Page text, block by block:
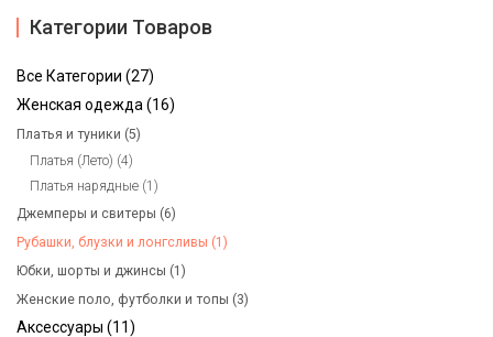
Категории Товаров
Все Категории (27)
Женская одежда (16)
Платья и туники (5)
Платья (Лето) (4)
Платья нарядные (1)
Джемперы и свитеры (6)
Рубашки, блузки и лонгсливы (1)
Юбки, шорты и джинсы (1)
Женские поло, футболки и топы (3)
Аксессуары (11)